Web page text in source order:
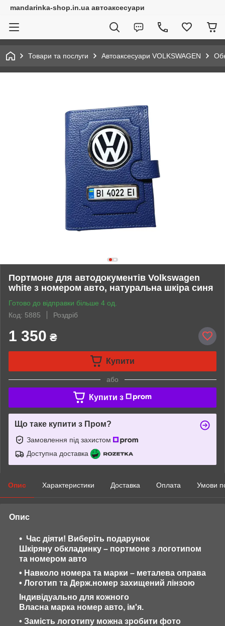
mandarinka-shop.in.ua автоаксесуари
Товари та послуги Автоаксесуари VOLKSWAGEN
Портмоне для автодокументів Volkswagen
white з номером авто, натуральна шкіра синя
Готово до відправки більше 4 од.
Код: 5885
Роздріб
1 350 ₴
Купити
або
Купити з
Що таке купити з Пром?
Замовлення під захистом
Доступна доставка
Опис Характеристики Доставка Оплата Умови
Опис
Час діяти! Виберіть подарунок
Шкіряну обкладинку – портмоне з логотипом
та номером авто
• Навколо номера та марки – металева оправа
• Логотип та Держ.номер захищений лінзою
Індивідуально для кожного
Власна марка номер авто, ім'я.
• Замість логотипу можна зробити фото